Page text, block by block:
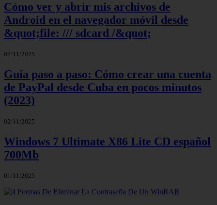
Cómo ver y abrir mis archivos de
Android en el navegador móvil desde
&quot;file: /// sdcard /&quot;
02/11/2025
Guía paso a paso: Cómo crear una cuenta
de PayPal desde Cuba en pocos minutos
(2023)
02/11/2025
Windows 7 Ultimate X86 Lite CD español
700Mb
01/11/2025